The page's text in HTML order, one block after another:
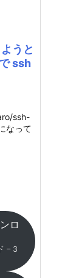
うと
ssh
ssh-
なって
ロ
– 3